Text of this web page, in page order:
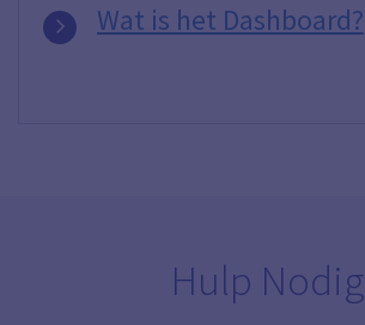
Wat is het Dashboard?
Hulp Nodig